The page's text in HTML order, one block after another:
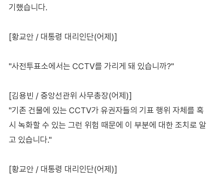
기했습니다.
[황교안 / 대통령 대리인단(어제)]
"사전투표소에서는 CCTV를 가리게 돼 있습니까?"
[김용빈 / 중앙선관위 사무총장(어제)]
"기존 건물에 있는 CCTV가 유권자들의 기표 행위 자체를 혹
시 녹화할 수 있는 그런 위험 때문에 이 부분에 대한 조치로 알
고 있습니다."
[황교안 / 대통령 대리인단(어제)]